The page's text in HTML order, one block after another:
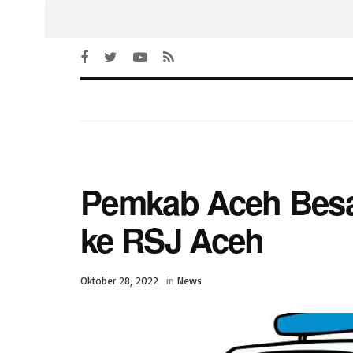
Pemkab Aceh
ke RSJ Aceh
Oktober 28, 2022 in News